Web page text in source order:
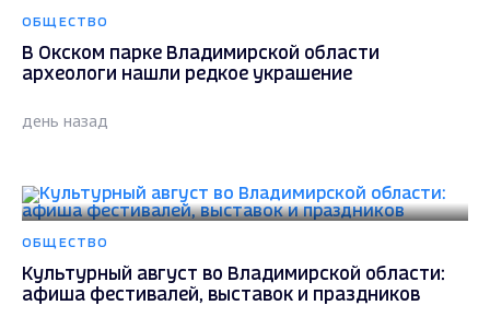
ОБЩЕСТВО
В Окском парке Владимирской области
археологи нашли редкое украшение
день назад
ОБЩЕСТВО
Культурный август во Владимирской области:
афиша фестивалей, выставок и праздников